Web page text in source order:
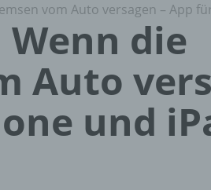
vom Auto versagen – App
Wenn die
Auto
und